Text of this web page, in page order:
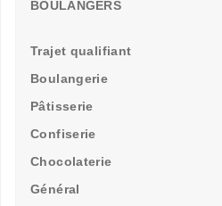
BOULANGERS
Trajet qualifiant
Boulangerie
Pâtisserie
Confiserie
Chocolaterie
Général